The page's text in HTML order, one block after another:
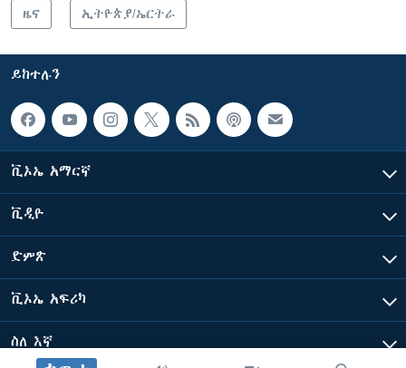
ዜና ኢትዮጵያ/ኤርትራ
ይከተሉን
ቪኦኤ አማርኛ
ቪዲዮ
ድምጽ
ቪኦኤ አፍሪካ
ስለ እኛ